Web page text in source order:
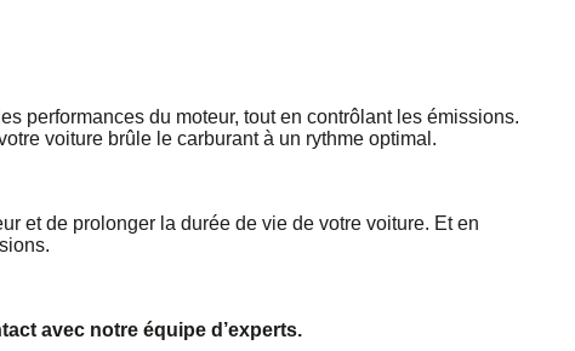
performances du moteur, tout en contrôlant les émissions.
voiture brûle le carburant à un rythme optimal.
et de prolonger la durée de vie de votre voiture. Et en
avec notre équipe d’experts.